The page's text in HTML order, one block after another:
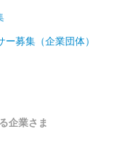
ー募集（企業団体）
企業さま